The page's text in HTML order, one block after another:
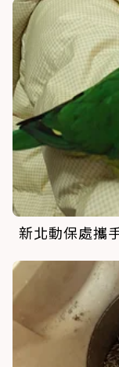
新北動保處攜